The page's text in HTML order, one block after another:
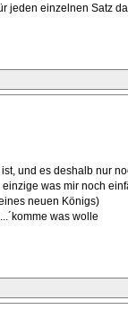
jeden einzelnen Satz
und es deshalb nur
was mir noch
neuen Königs)
was wolle